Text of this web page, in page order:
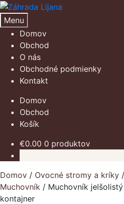
Preskočiť
na
navigáciu
Preskočiť
na
obsah
Menu
Domov
Obchod
O nás
Obchodné podmienky
Kontakt
Domov
Obchod
Košík
€0.00 0 produktov
Domov / Ovocné stromy a kríky /
Muchovník / Muchovník jelšolistý
kontajner